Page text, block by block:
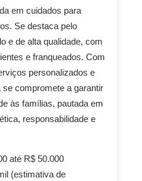
em cuidados para
Se destaca pelo
e de alta qualidade, com
e franqueados. Com
personalizados e
compromete a garantir
às famílias, pautada em
responsabilidade e
até R$ 50.000
(estimativa de